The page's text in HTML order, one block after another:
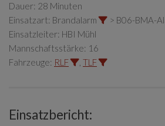
Dauer: 28 Minuten
Einsatzart: Brandalarm
> B06-BMA-
Einsatzleiter: HBI Mühl
Mannschaftsstärke: 16
Fahrzeuge: RLF TLF
Einsatzbericht: